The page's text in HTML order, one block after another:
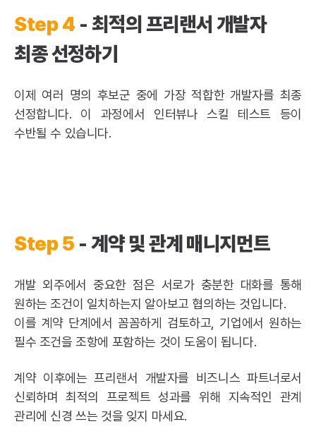
Step 4 - 최적의 프리랜서 개발자
최종 선정하기
이제 여러 명의 후보군 중에 가장 적합한 개발자를 최종
선정합니다. 이 과정에서 인터뷰나 스킬 테스트 등이
수반될 수 있습니다.
Step 5 - 계약 및 관계 매니지먼트
개발 외주에서 중요한 점은 서로가 충분한 대화를 통해
원하는 조건이 일치하는지 알아보고 협의하는 것입니다.
이를 계약 단계에서 꼼꼼하게 검토하고, 기업에서 원하는
필수 조건을 조항에 포함하는 것이 도움이 됩니다.
계약 이후에는 프리랜서 개발자를 비즈니스 파트너로서
신뢰하며 최적의 프로젝트 성과를 위해 지속적인 관계
관리에 신경 쓰는 것을 잊지 마세요.